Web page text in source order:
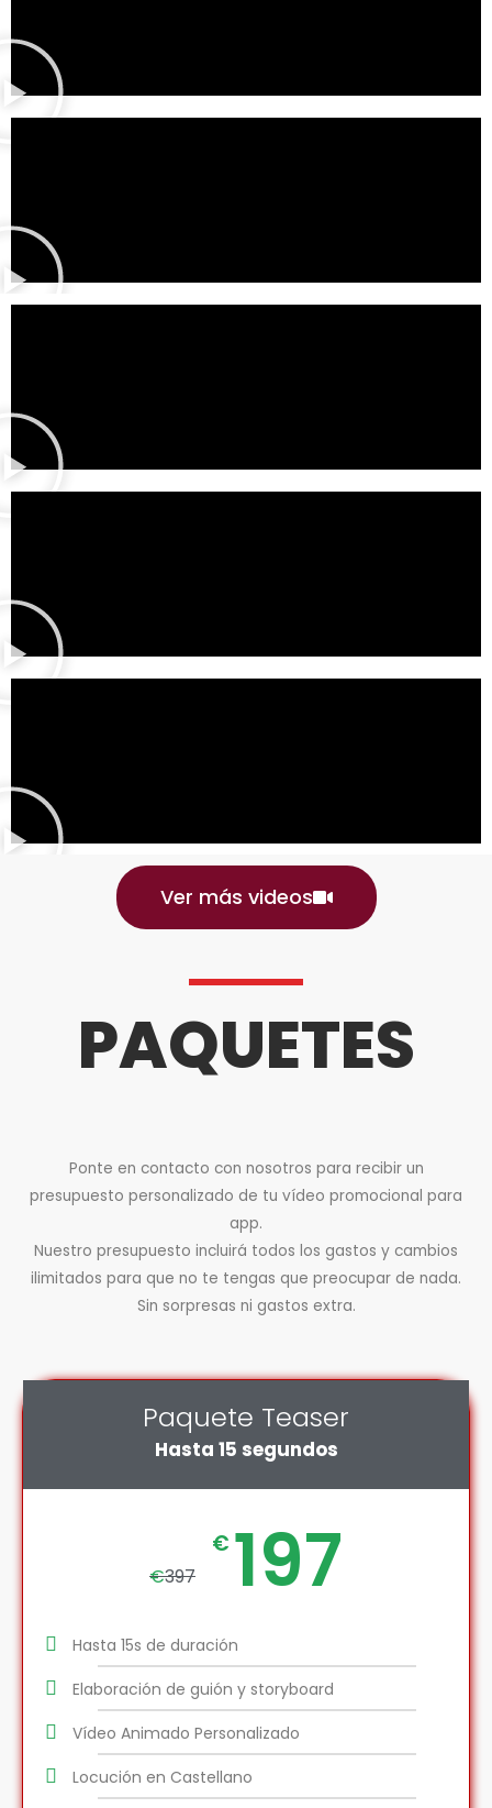
Ver más videos
PAQUETES
Ponte en contacto con nosotros para recibir un
presupuesto personalizado de tu vídeo promocional para
app.
Nuestro presupuesto incluirá todos los gastos y cambios
ilimitados para que no te tengas que preocupar de nada.
Sin sorpresas ni gastos extra.
Paquete Teaser
Hasta 15 segundos
€397
€ 197
Hasta 15s de duración
Elaboración de guión y storyboard
Vídeo Animado Personalizado
Locución en Castellano